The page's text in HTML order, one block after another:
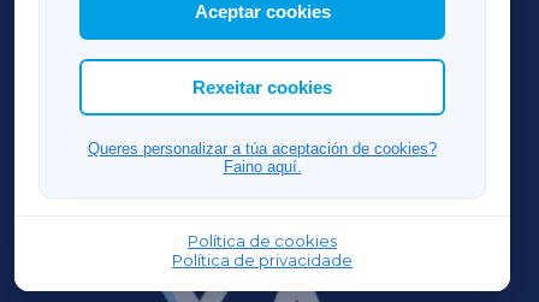
Así mesmo, podes personalizar a elección das
cookies que desexas permitir.
Aceptar cookies
Rexeitar cookies
Queres personalizar a túa aceptación de cookies?
Faino aquí.
Política de cookies
Política de privacidade
RIBEIRASACRAXA
ACORUÑAXA
FERROLXA
OURENSEXA